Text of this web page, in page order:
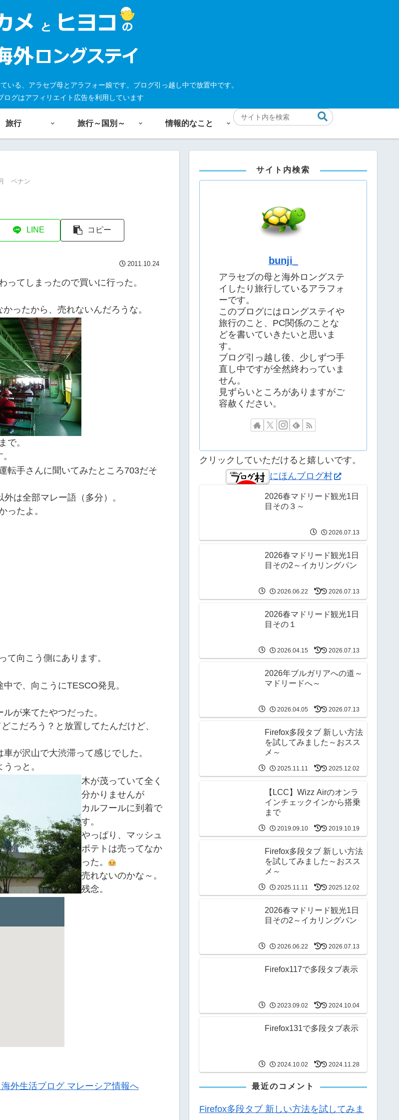
いる、アラセブ母とアラフォー娘です。ブログ引っ越し中で放置中です。
ログはアフィリエイト広告を利用しています
旅行 旅行～国別～ 情報的なこと
ペナン
LINE コピー
2011.10.24
てしまったので買いに行った。
ったから、売れないんだろうな。
で。
転手さんに聞いてみたところ703だそ
は全部マレー語（多分）。
ったよ。
て向こう側にあります。
で、向こうにTESCO発見。
が来てたやつだった。
こだろう？と放置してたんだけど、
が沢山で大渋滞って感じでした。
っと。
木が茂っていて全く
分かりませんが
カルフールに到着で
す。
やっぱり、マッシュ
ポテトは売ってなか
った。
売れないのかな～。
残念。
サイト内検索
bunji_
アラセブの母と海外ロングステ
イしたり旅行しているアラフォ
ーです。
このブログにはロングステイや
旅行のこと、PC関係のことな
どを書いていきたいと思いま
す。
ブログ引っ越し後、少しずつ手
直し中ですが全然終わっていま
せん。
見ずらいところがありますがご
容赦ください。
クリックしていただけると嬉しいです。
にほんブログ村
2026春マドリード観光1日
目その３～
2026.07.13
2026春マドリード観光1日
目その2～イカリングパン
2026.06.22 2026.07.13
2026春マドリード観光1日
目その１
2026.04.15 2026.07.13
2026年ブルガリアへの道～
マドリードへ～
2026.04.05 2026.07.13
Firefox多段タブ 新しい方法
を試してみました～おスス
メ～
2025.11.11 2025.12.02
【LCC】Wizz Airのオンラ
インチェックインから搭乗
まで
2019.09.10 2019.10.19
Firefox多段タブ 新しい方法
を試してみました～おスス
メ～
2025.11.11 2025.12.02
2026春マドリード観光1日
目その2～イカリングパン
2026.06.22 2026.07.13
Firefox117で多段タブ表示
2023.09.02 2024.10.04
Firefox131で多段タブ表示
2024.10.02 2024.11.28
最近のコメント
Firefox多段タブ 新しい方法を試してみま